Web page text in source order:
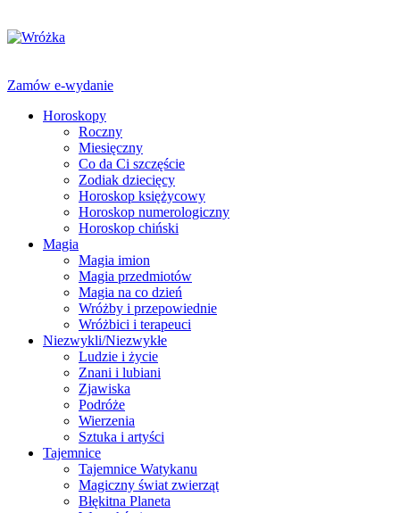
Zamów e-wydanie
Horoskopy
Roczny
Miesięczny
Co da Ci szczęście
Zodiak dziecięcy
Horoskop księżycowy
Horoskop numerologiczny
Horoskop chiński
Magia
Magia imion
Magia przedmiotów
Magia na co dzień
Wróżby i przepowiednie
Wróżbici i terapeuci
Niezwykli/Niezwykłe
Ludzie i życie
Znani i lubiani
Zjawiska
Podróże
Wierzenia
Sztuka i artyści
Tajemnice
Tajemnice Watykanu
Magiczny świat zwierząt
Błękitna Planeta